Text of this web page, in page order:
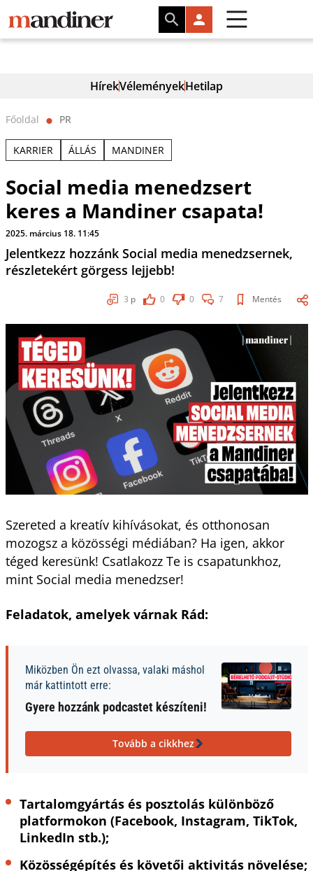
HírekVéleményekHetilap
Főoldal ⬤ PR
KARRIER ÁLLÁS MANDINER
Social media menedzsert
keres a Mandiner csapata!
2025. március 18. 11:45
Jelentkezz hozzánk Social media menedzsernek,
részletekért görgess lejjebb!
3 p 0 0 7 Mentés
Szereted a kreatív kihívásokat, és otthonosan
mozogsz a közösségi médiában? Ha igen, akkor
téged keresünk! Csatlakozz Te is csapatunkhoz,
mint Social media menedzser!
Feladatok, amelyek várnak Rád:
Miközben Ön ezt olvassa, valaki máshol
már kattintott erre:
Gyere hozzánk podcastet készíteni!
Tovább a cikkhez
Tartalomgyártás és posztolás különböző
platformokon (Facebook, Instagram, TikTok,
LinkedIn stb.);
Közösségépítés és követői aktivitás növelése;